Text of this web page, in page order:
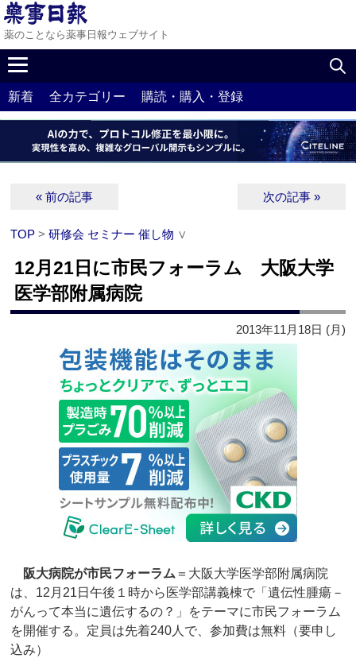
薬のことなら薬事日報ウェブサイト
新着 全カテゴリー 購読・購入・登録
« 前の記事 次の記事 »
TOP >研修会 セミナー 催し物 ∨
12月21日に市民フォーラム 大阪大学
医学部附属病院
2013年11月18日 (月)
阪大病院が市民フォーラム ＝大阪大学医学部附属病院
は、12月21日午後１時から医学部講義棟で「遺伝性腫瘍－
がんって本当に遺伝するの？」をテーマに市民フォーラム
を開催する。定員は先着240人で、参加費は無料（要申し
込み）